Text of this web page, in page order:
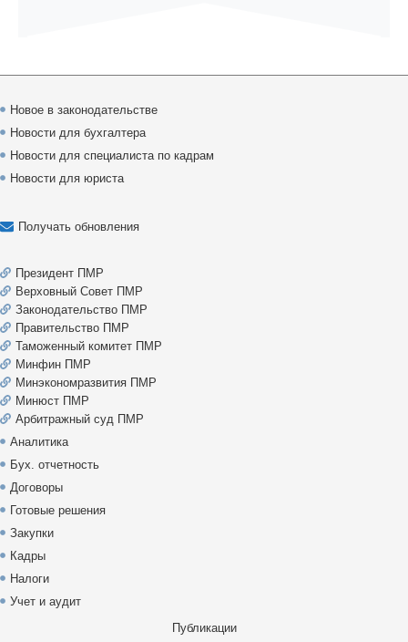
Новое в законодательстве
Новости для бухгалтера
Новости для специалиста по кадрам
Новости для юриста
Получать обновления
Президент ПМР
Верховный Совет ПМР
Законодательство ПМР
Правительство ПМР
Таможенный комитет ПМР
Минфин ПМР
Минэкономразвития ПМР
Минюст ПМР
Арбитражный суд ПМР
Аналитика
Бух. отчетность
Договоры
Готовые решения
Закупки
Кадры
Налоги
Учет и аудит
Публикации